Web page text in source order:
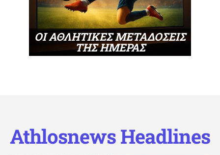
ΟΙ ΑΘΛΗΤΙΚΕΣ ΜΕΤΑΔΟΣΕΙΣ
ΤΗΣ ΗΜΕΡΑΣ
Athlosnews Headlines